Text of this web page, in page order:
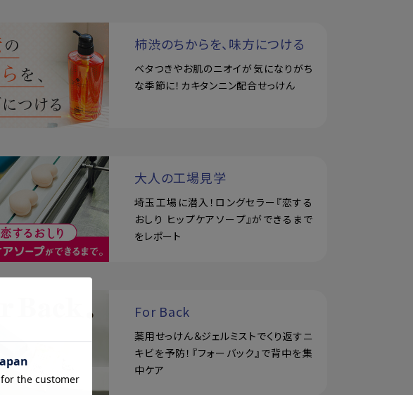
柿渋のちからを、味方につける
ベタつきやお肌のニオイが気になりがち
な季節に！カキタンニン配合せっけん
大人の工場見学
埼玉工場に潜入！ロングセラー『恋する
おしり ヒップケアソープ』ができるまで
をレポート
For Back
薬用せっけん＆ジェルミストでくり返すニ
キビを予防！『フォーバック』で背中を集
中ケア